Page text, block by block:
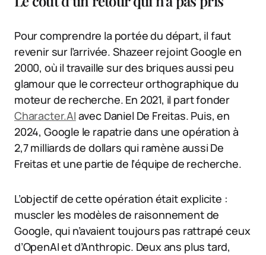
Pour comprendre la portée du départ, il faut
revenir sur l’arrivée. Shazeer rejoint Google en
2000, où il travaille sur des briques aussi peu
glamour que le correcteur orthographique du
moteur de recherche. En 2021, il part fonder
Character.AI avec Daniel De Freitas. Puis, en
2024, Google le rapatrie dans une opération à
2,7 milliards de dollars qui ramène aussi De
Freitas et une partie de l’équipe de recherche.
L’objectif de cette opération était explicite :
muscler les modèles de raisonnement de
Google, qui n’avaient toujours pas rattrapé ceux
d’OpenAI et d’Anthropic. Deux ans plus tard,